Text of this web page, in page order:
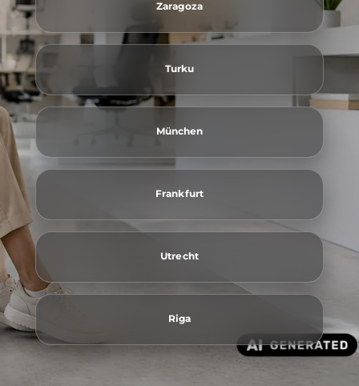
Zaragoza
Turku
München
Frankfurt
Utrecht
Riga